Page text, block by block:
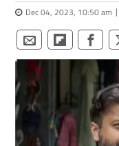
Dec 04, 2023, 10:50 am